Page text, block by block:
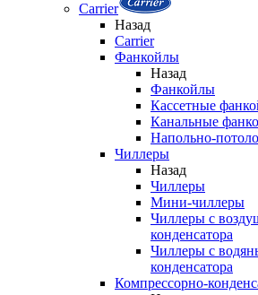
Carrier
Назад
Carrier
Фанкойлы
Назад
Фанкойлы
Кассетные
Канальные
Напольно-
Чиллеры
Назад
Чиллеры
Мини-чиллеры
Чиллеры с
конденсатора
Чиллеры с
конденсатора
Компрессорно-